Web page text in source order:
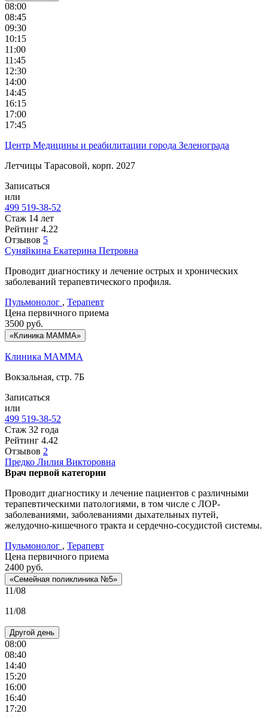
08:00
08:45
09:30
10:15
11:00
11:45
12:30
14:00
14:45
16:15
17:00
17:45
Центр Медицины и реабилитации города Зеленограда
Летчицы Тарасовой, корп. 2027
Записаться
или
499 519-38-52
Стаж 14 лет
Рейтинг 4.22
Отзывов 5
Суняйкина Екатерина Петровна
Проводит диагностику и лечение острых и хронических
заболеваний терапевтического профиля.
Пульмонолог , Терапевт
Цена первичного приема
3500 руб.
«Клиника МАММА»
Клиника МАММА
Вокзальная, стр. 7Б
Записаться
или
499 519-38-52
Стаж 32 года
Рейтинг 4.42
Отзывов 2
Предко Лилия Викторовна
Врач первой категории
Проводит диагностику и лечение пациентов с различными
терапевтическими патологиями, в том числе с ЛОР-
заболеваниями, заболеваниями дыхательных путей,
желудочно-кишечного тракта и сердечно-сосудистой системы.
Пульмонолог , Терапевт
Цена первичного приема
2400 руб.
«Семейная поликлиника №5»
11/08
11/08
Другой день
08:00
08:40
14:40
15:20
16:00
16:40
17:20